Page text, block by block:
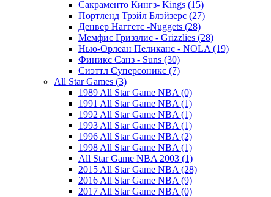
Сакраменто Кингз- Kings (15)
Портленд Трэйл Блэйзерс (27)
Денвер Наггетс -Nuggets (28)
Мемфис Гриззлис - Grizzlies (28)
Нью-Орлеан Пеликанс - NOLA (19)
Финикс Санз - Suns (30)
Сиэттл Суперсоникс (7)
All Star Games (3)
1989 All Star Game NBA (0)
1991 All Star Game NBA (1)
1992 All Star Game NBA (1)
1993 All Star Game NBA (1)
1996 All Star Game NBA (2)
1998 All Star Game NBA (1)
All Star Game NBA 2003 (1)
2015 All Star Game NBA (28)
2016 All Star Game NBA (9)
2017 All Star Game NBA (0)